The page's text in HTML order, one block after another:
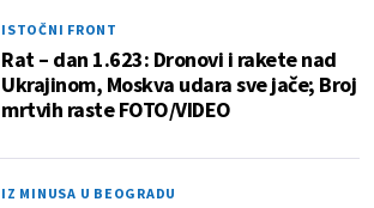
ISTOČNI FRONT
Rat – dan 1.623: Dronovi i rakete nad
Ukrajinom, Moskva udara sve jače; Broj
mrtvih raste FOTO/VIDEO
IZ MINUSA U BEOGRADU